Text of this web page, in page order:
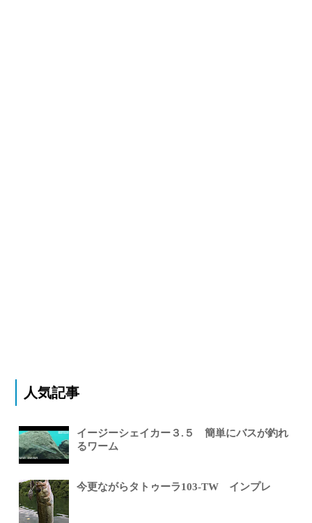
人気記事
イージーシェイカー３.５ 簡単にバスが釣れ
るワーム
今更ながらタトゥーラ103-TW インプレ